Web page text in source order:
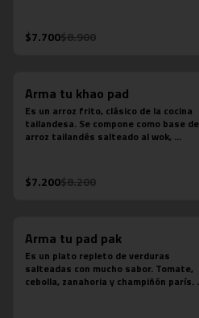
cebolla, maní, cebollín, cilantro, diente
de dragón y limón sutil. Se acompaña
$7.700$8.900
Arma tu khao pad
Es un arroz frito, clásico de la cocina
tailandesa. Se compone como base de
arroz tailandés salteado al wok,
salsa tamarindo.
$7.200$8.200
Arma tu pad pak
Es un plato repleto de verduras
salteadas con mucho sabor. Tomate,
cebolla, zanahoria y champiñón parís.